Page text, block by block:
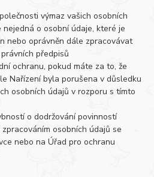
výmaz vašich osobních
nejedná o osobní údaje, které je
nebo oprávněn dále zpracovávat
předpisů
ochranu, pokud máte za to, že
Nařízení byla porušena v důsledku
osobních údajů v rozporu s tímto
o dodržování povinností
osobních údajů se
nebo na Úřad pro ochranu